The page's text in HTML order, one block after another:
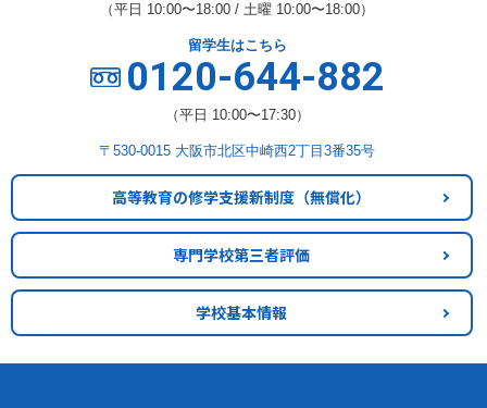
（平日 10:00〜18:00 / 土曜 10:00〜18:00）
留学生はこちら
0120-644-882
（平日 10:00〜17:30）
〒530-0015 大阪市北区中崎西2丁目3番35号
高等教育の修学支援新制度 （無償化）
専門学校第三者評価
学校基本情報